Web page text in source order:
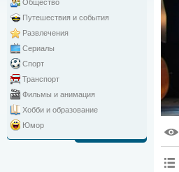
Общество
Путешествия и события
Развлечения
Сериалы
Спорт
Транспорт
Фильмы и анимация
Хобби и образование
Юмор